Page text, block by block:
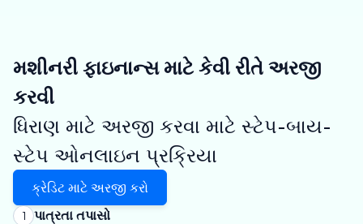
મશીનરી ફાઇનાન્સ માટે કેવી રીતે અરજી
કરવી
ધિરાણ માટે અરજી કરવા માટે સ્ટેપ-બાય-
સ્ટેપ ઓનલાઇન પ્રક્રિયા
ક્રેડિટ માટે અરજી કરો
1 પાત્રતા તપાસો